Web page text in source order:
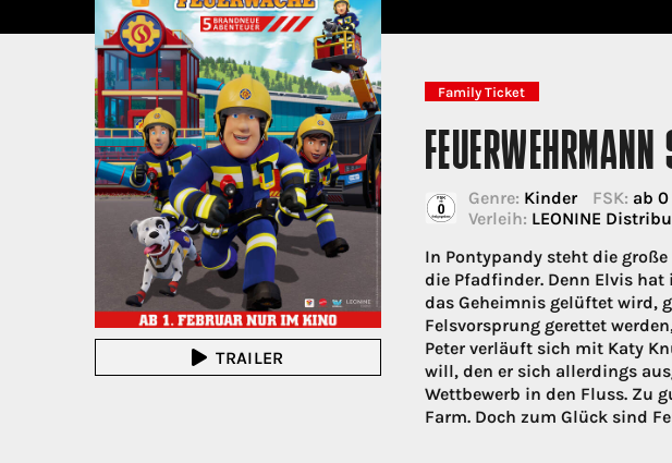
TRAILER
Family Ticket
Genre: Kinder FSK: ab 0
Verleih: LEONINE
In Pontypandy steht die
die Pfadfinder. Denn Elvis hat
das Geheimnis gelüftet wird,
Felsvorsprung gerettet
Peter verläuft sich mit Katy
will, den er sich allerdings
Wettbewerb in den Fluss. Zu
Farm. Doch zum Glück sind